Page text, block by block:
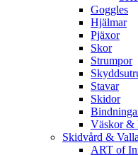
Goggles
Hjälmar
Pjäxor
Skor
Strumpor
Stavar
Skidor
Väskor &
Skidvård & Valla
ART of